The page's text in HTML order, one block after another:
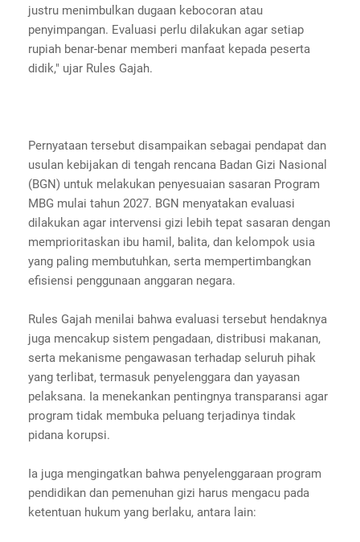
justru menimbulkan dugaan kebocoran atau
penyimpangan. Evaluasi perlu dilakukan agar setiap
rupiah benar-benar memberi manfaat kepada peserta
didik," ujar Rules Gajah.
Pernyataan tersebut disampaikan sebagai pendapat dan
usulan kebijakan di tengah rencana Badan Gizi Nasional
(BGN) untuk melakukan penyesuaian sasaran Program
MBG mulai tahun 2027. BGN menyatakan evaluasi
dilakukan agar intervensi gizi lebih tepat sasaran dengan
memprioritaskan ibu hamil, balita, dan kelompok usia
yang paling membutuhkan, serta mempertimbangkan
efisiensi penggunaan anggaran negara.
Rules Gajah menilai bahwa evaluasi tersebut hendaknya
juga mencakup sistem pengadaan, distribusi makanan,
serta mekanisme pengawasan terhadap seluruh pihak
yang terlibat, termasuk penyelenggara dan yayasan
pelaksana. Ia menekankan pentingnya transparansi agar
program tidak membuka peluang terjadinya tindak
pidana korupsi.
Ia juga mengingatkan bahwa penyelenggaraan program
pendidikan dan pemenuhan gizi harus mengacu pada
ketentuan hukum yang berlaku, antara lain: